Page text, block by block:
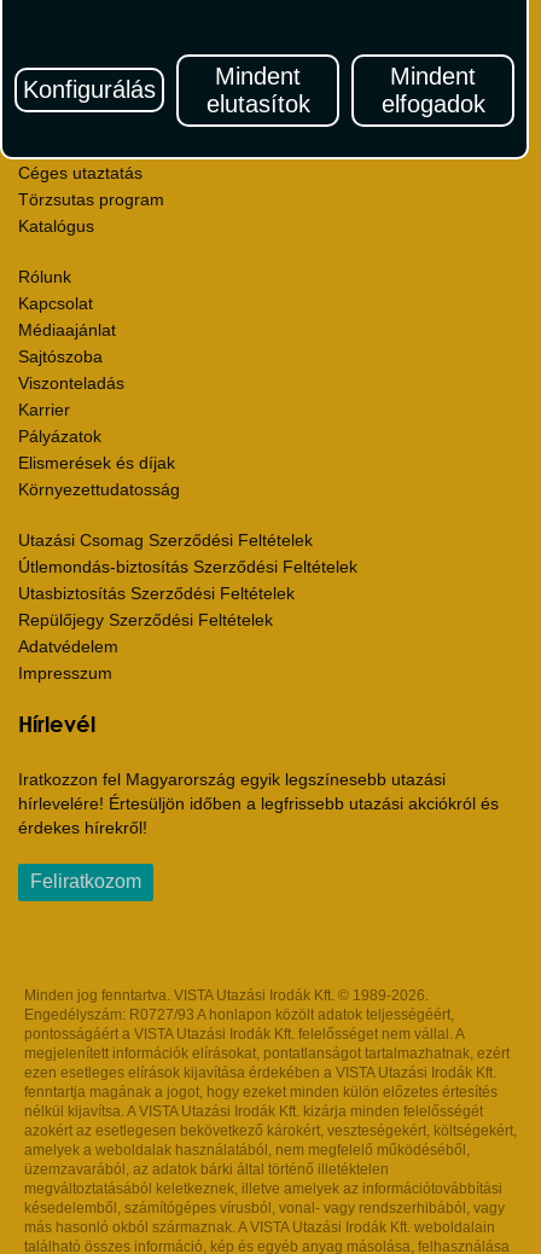
Konfigurálás
Mindent
elutasítok
Mindent
elfogadok
Autóbérlés
Utazási utalványok
Céges utaztatás
Törzsutas program
Katalógus
Rólunk
Kapcsolat
Médiaajánlat
Sajtószoba
Viszonteladás
Karrier
Pályázatok
Elismerések és díjak
Környezettudatosság
Utazási Csomag Szerződési Feltételek
Útlemondás-biztosítás Szerződési Feltételek
Utasbiztosítás Szerződési Feltételek
Repülőjegy Szerződési Feltételek
Adatvédelem
Impresszum
Hírlevél
Iratkozzon fel Magyarország egyik legszínesebb utazási
hírlevelére! Értesüljön időben a legfrissebb utazási akciókról és
érdekes hírekről!
Feliratkozom
Minden jog fenntartva. VISTA Utazási Irodák Kft. © 1989-2026.
Engedélyszám: R0727/93 A honlapon közölt adatok teljességéért,
pontosságáért a VISTA Utazási Irodák Kft. felelősséget nem vállal. A
megjelenített információk elírásokat, pontatlanságot tartalmazhatnak, ezért
ezen esetleges elírások kijavítása érdekében a VISTA Utazási Irodák Kft.
fenntartja magának a jogot, hogy ezeket minden külön előzetes értesítés
nélkül kijavítsa. A VISTA Utazási Irodák Kft. kizárja minden felelősségét
azokért az esetlegesen bekövetkező károkért, veszteségekért, költségekért,
amelyek a weboldalak használatából, nem megfelelő működéséből,
üzemzavarából, az adatok bárki által történő illetéktelen
megváltoztatásából keletkeznek, illetve amelyek az információtovábbítási
késedelemből, számítógépes vírusból, vonal- vagy rendszerhibából, vagy
más hasonló okból származnak. A VISTA Utazási Irodák Kft. weboldalain
található összes információ, kép és egyéb anyag másolása, felhasználása